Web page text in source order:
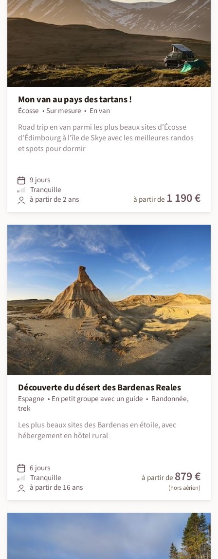
Mon van au pays des tartans !
Écosse Sur mesure
En van
Road trip en van parmi les plus beaux sites d'Écosse
d'Édimbourg à l'île de Skye avec les meilleures randos
et spots pour dormir
9 jours
Tranquille
à partir de 2 ans
à partir de 1 190 €
Découverte du désert des Bardenas Reales
Espagne En petit groupe avec un guide
Randonnée,
trek
Les plus beaux sites des Bardenas en étoile, avec
hébergement en hôtel rural
6 jours
Tranquille
à partir de 16 ans
à partir de 879 €
(hors aérien)